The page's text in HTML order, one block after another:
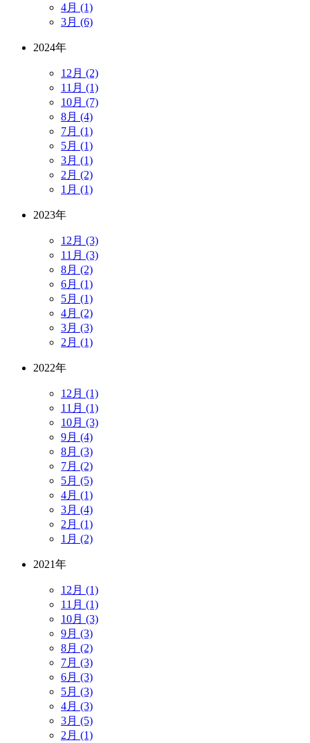
4月 (1)
3月 (6)
2024年
12月 (2)
11月 (1)
10月 (7)
8月 (4)
7月 (1)
5月 (1)
3月 (1)
2月 (2)
1月 (1)
2023年
12月 (3)
11月 (3)
8月 (2)
6月 (1)
5月 (1)
4月 (2)
3月 (3)
2月 (1)
2022年
12月 (1)
11月 (1)
10月 (3)
9月 (4)
8月 (3)
7月 (2)
5月 (5)
4月 (1)
3月 (4)
2月 (1)
1月 (2)
2021年
12月 (1)
11月 (1)
10月 (3)
9月 (3)
8月 (2)
7月 (3)
6月 (3)
5月 (3)
4月 (3)
3月 (5)
2月 (1)